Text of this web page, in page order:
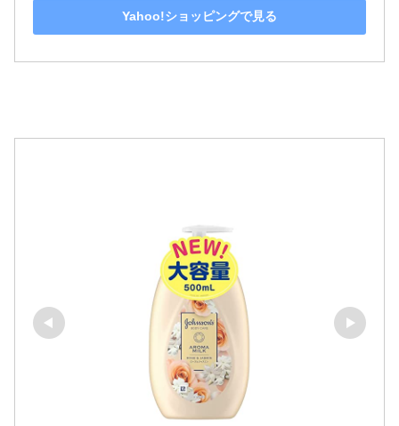
Yahoo!ショッピングで見る